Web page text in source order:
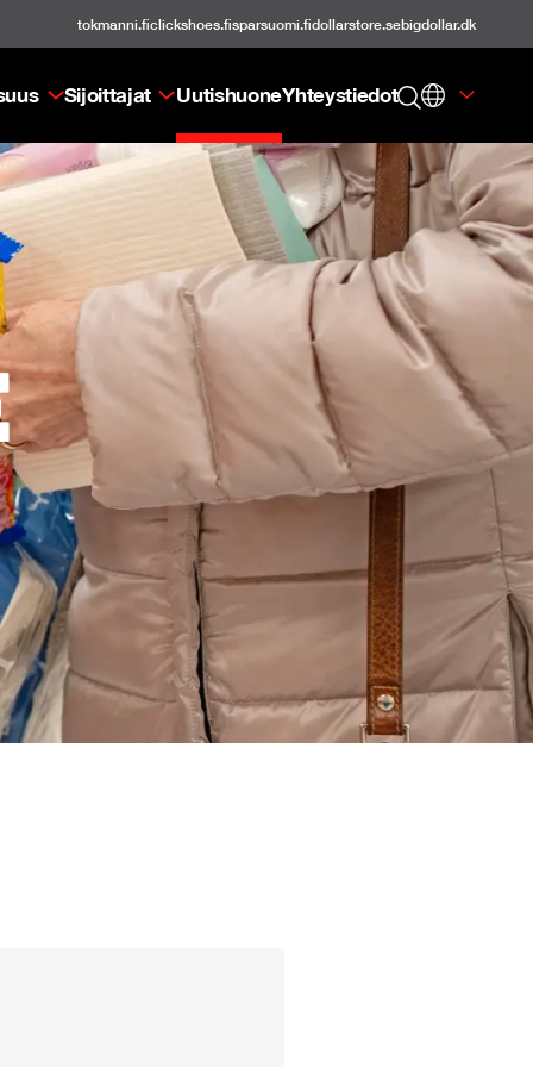
tokmanni.ficlickshoes.fisparsuomi.fidollarstore.sebigdollar.dk
Sijoittajat UutishuoneYhteystiedot